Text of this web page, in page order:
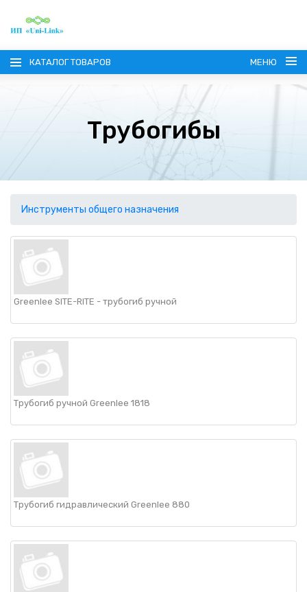
КАТАЛОГ ТОВАРОВ МЕНЮ
О КОМПАНИИ
ИНФОРМАЦИЯ
НАШИ ПОСТАВЩИКИ
ГЕОСИНТЕТИЧЕСКИЕ МАТЕРИАЛЫ
КОНТАКТЫ
Трубогибы
Инструменты общего назначения
Greenlee SITE-RITE - трубогиб ручной
Трубогиб ручной Greenlee 1818
Трубогиб гидравлический Greenlee 880